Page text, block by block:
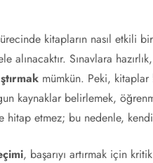
kitapların nasıl
alınacaktır. Sınavlara
mümkün. Peki,
kaynaklar belirlemek,
etmez; bu nedenle, kendi
, başarıyı artırmak için